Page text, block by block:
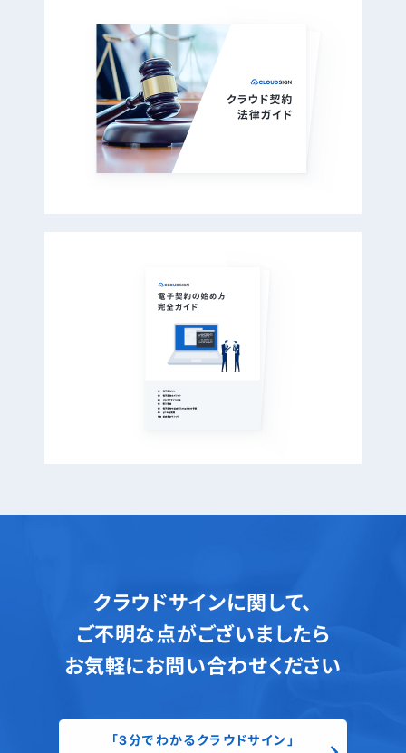
クラウドサインに関して、
ご不明な点がございましたら
お気軽にお問い合わせください
「3分でわかるクラウドサイン」